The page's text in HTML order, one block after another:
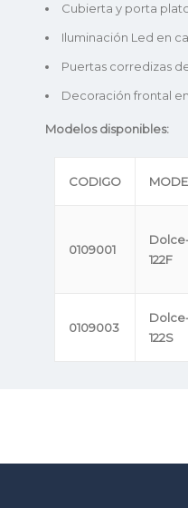
Cubierta y porta
Iluminación Led en
Puertas corredizas
Decoración frontal
Modelos disponibles:
CODIGO
0109001
122F
0109003
122S